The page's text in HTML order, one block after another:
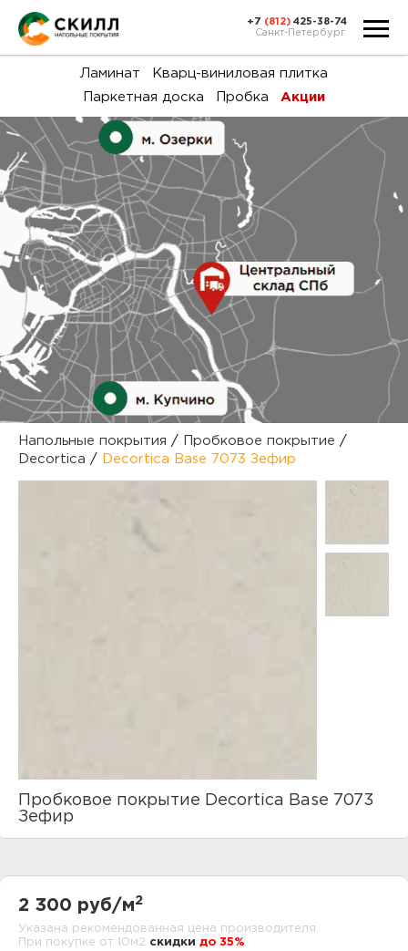
и
+7 (812) 425-38-74
Санкт-Петербург
Ламинат
Кварц-виниловая плитка
Паркетная доска
Пробка Акции
Напольные покрытия / Пробковое покрытие /
Decortica / Decortica Base 7073 Зефир
Пробковое покрытие Decortica Base 7073
Зефир
2 300 руб/м2
Указана рекомендованная цена производителя.
При покупке от 10м2 cкидки до 35%